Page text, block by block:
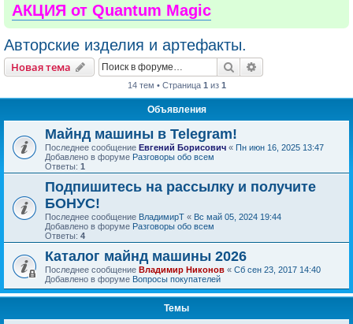
АКЦИЯ от Quantum Magic
Авторские изделия и артефакты.
Новая тема Поиск
14 тем • Страница 1 из 1
Объявления
Майнд машины в Telegram!
Последнее сообщение Евгений Борисович « Пн июн 16, 2025 13:47
Добавлено в форуме Разговоры обо всем
Ответы: 1
Подпишитесь на рассылку и получите
БОНУС!
Последнее сообщение ВладимирТ « Вс май 05, 2024 19:44
Добавлено в форуме Разговоры обо всем
Ответы: 4
Каталог майнд машины 2026
Последнее сообщение Владимир Никонов « Сб сен 23, 2017 14:40
Добавлено в форуме Вопросы покупателей
Темы